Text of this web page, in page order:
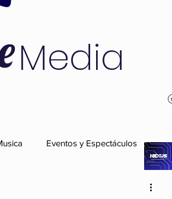
Media
Eventos y Espectáculos